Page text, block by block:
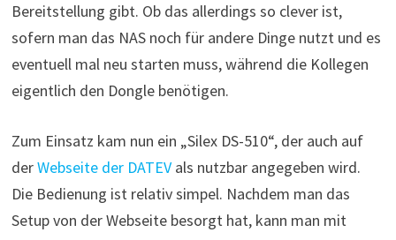
Bereitstellung gibt. Ob das allerdings so clever ist,
sofern man das NAS noch für andere Dinge nutzt und es
eventuell mal neu starten muss, während die Kollegen
eigentlich den Dongle benötigen.
Zum Einsatz kam nun ein „Silex DS-510“, der auch auf
derWebseite der DATEVals nutzbar angegeben wird.
Die Bedienung ist relativ simpel. Nachdem man das
Setup von der Webseite besorgt hat, kann man mit